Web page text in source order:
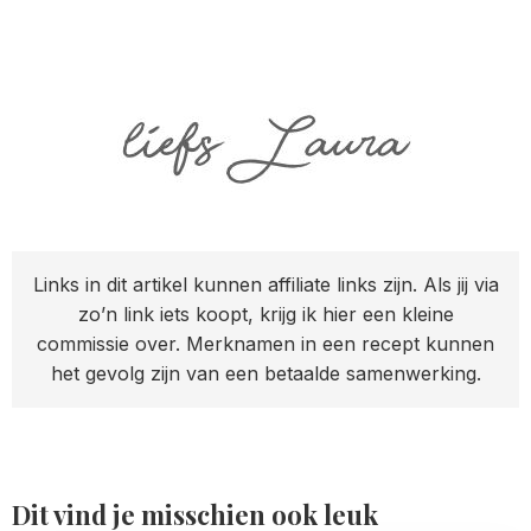
Links in dit artikel kunnen affiliate links zijn. Als jij via
zo’n link iets koopt, krijg ik hier een kleine
commissie over. Merknamen in een recept kunnen
het gevolg zijn van een betaalde samenwerking.
Dit vind je misschien ook leuk